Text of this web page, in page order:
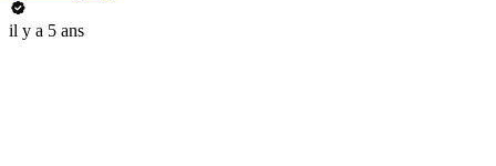
il y a 5 ans